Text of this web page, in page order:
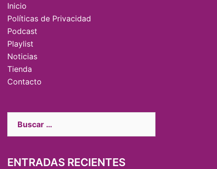
Inicio
Políticas de Privacidad
Podcast
Playlist
Noticias
Tienda
Contacto
ENTRADAS RECIENTES